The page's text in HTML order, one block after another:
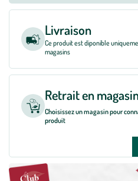
Livraison
Ce produit est diponible
magasins
Retrait en
Choisissez un magasin pour
produit